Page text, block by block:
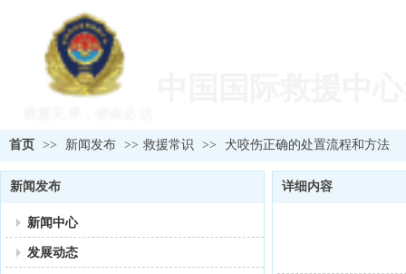
首页 >> 新闻发布 >> 救援常识 >> 犬咬伤正确的处置流程和方法
新闻发布
新闻中心
发展动态
详细内容